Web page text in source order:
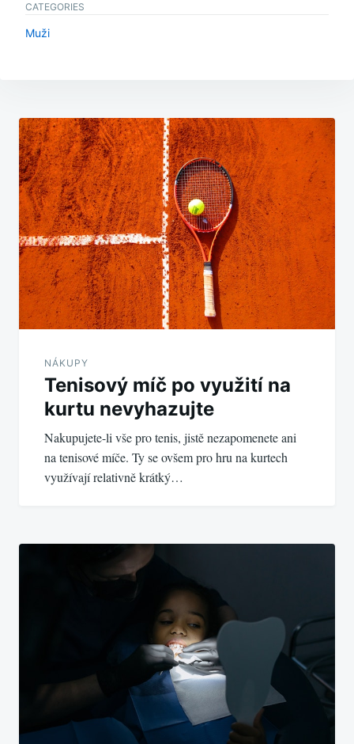
CATEGORIES
Muži
Navigace
pro
příspěvek
NÁKUPY
Tenisový míč po využití na
kurtu nevyhazujte
Nakupujete-li vše pro tenis, jistě nezapomenete ani
na tenisové míče. Ty se ovšem pro hru na kurtech
využívají relativně krátký…